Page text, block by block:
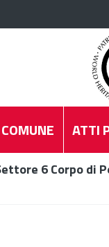
ATTI
6 Corpo di